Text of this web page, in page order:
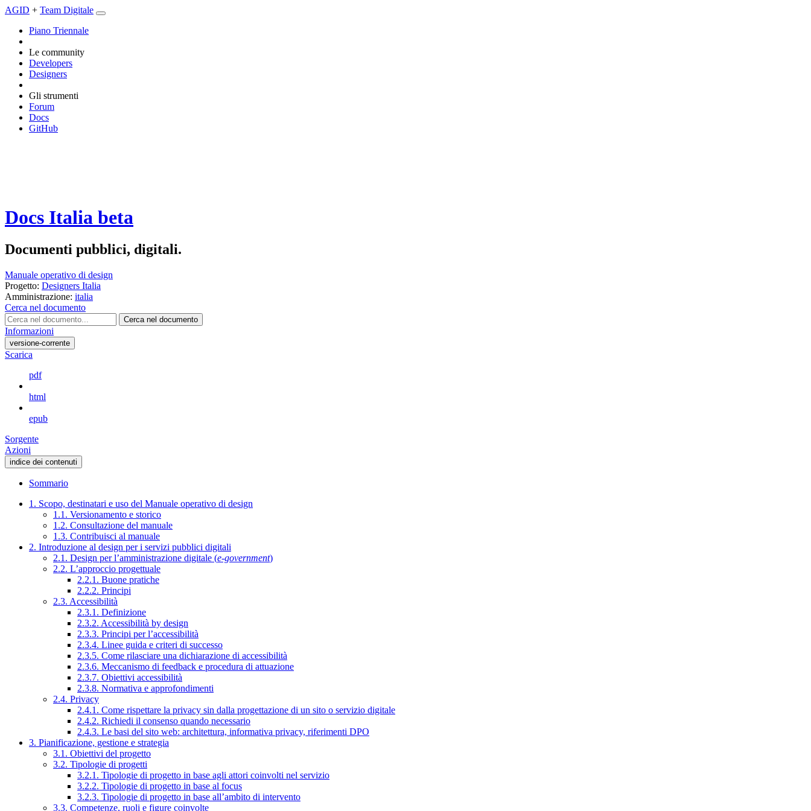
AGID + Team Digitale
Piano Triennale
Le community
Developers
Designers
Gli strumenti
Forum
Docs
GitHub
Docs Italia beta
Documenti pubblici, digitali.
Manuale operativo di design
Progetto: Designers Italia
Amministrazione: italia
Cerca nel documento
Cerca nel documento
Informazioni
versione-corrente
Scarica
pdf
html
epub
Sorgente
Azioni
indice dei contenuti
Sommario
1. Scopo, destinatari e uso del Manuale operativo di design
1.1. Versionamento e storico
1.2. Consultazione del manuale
1.3. Contribuisci al manuale
2. Introduzione al design per i servizi pubblici digitali
2.1. Design per l’amministrazione digitale (e-government)
2.2. L’approccio progettuale
2.2.1. Buone pratiche
2.2.2. Principi
2.3. Accessibilità
2.3.1. Definizione
2.3.2. Accessibilità by design
2.3.3. Principi per l’accessibilità
2.3.4. Linee guida e criteri di successo
2.3.5. Come rilasciare una dichiarazione di accessibilità
2.3.6. Meccanismo di feedback e procedura di attuazione
2.3.7. Obiettivi accessibilità
2.3.8. Normativa e approfondimenti
2.4. Privacy
2.4.1. Come rispettare la privacy sin dalla progettazione di un sito o servizio digitale
2.4.2. Richiedi il consenso quando necessario
2.4.3. Le basi del sito web: architettura, informativa privacy, riferimenti DPO
3. Pianificazione, gestione e strategia
3.1. Obiettivi del progetto
3.2. Tipologie di progetti
3.2.1. Tipologie di progetto in base agli attori coinvolti nel servizio
3.2.2. Tipologie di progetto in base al focus
3.2.3. Tipologie di progetto in base all’ambito di intervento
3.3. Competenze, ruoli e figure coinvolte